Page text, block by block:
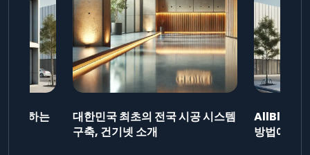
제출하는
대한민국 최초의 전국 시공 시스템
구축, 건기넷 소개
AllBlog에
방법에 대